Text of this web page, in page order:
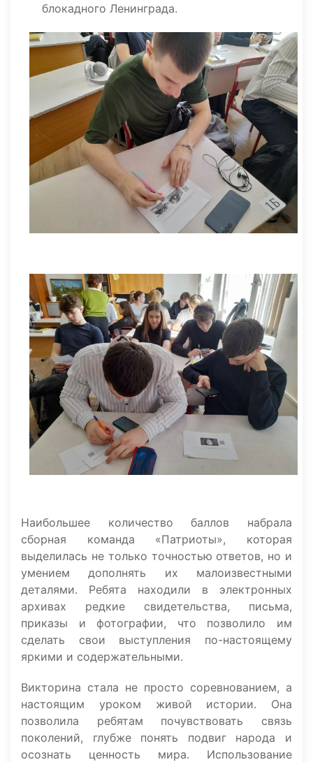
блокадного Ленинграда.
Наибольшее количество баллов набрала
сборная команда «Патриоты», которая
выделилась не только точностью ответов, но и
умением дополнять их малоизвестными
деталями. Ребята находили в электронных
архивах редкие свидетельства, письма,
приказы и фотографии, что позволило им
сделать свои выступления по-настоящему
яркими и содержательными.
Викторина стала не просто соревнованием, а
настоящим уроком живой истории. Она
позволила ребятам почувствовать связь
поколений, глубже понять подвиг народа и
осознать ценность мира. Использование